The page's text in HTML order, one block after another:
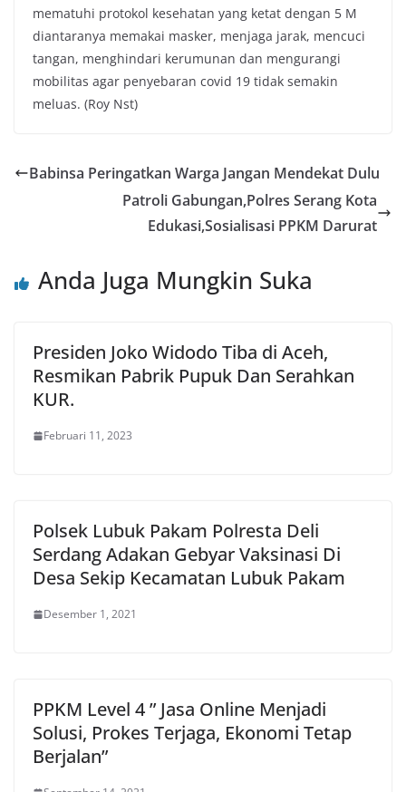
mematuhi protokol kesehatan yang ketat dengan 5 M
diantaranya memakai masker, menjaga jarak, mencuci
tangan, menghindari kerumunan dan mengurangi
mobilitas agar penyebaran covid 19 tidak semakin
meluas. (Roy Nst)
Babinsa Peringatkan Warga Jangan Mendekat Dulu
Patroli Gabungan,Polres Serang Kota
Edukasi,Sosialisasi PPKM Darurat
Anda Juga Mungkin Suka
Presiden Joko Widodo Tiba di Aceh,
Resmikan Pabrik Pupuk Dan Serahkan
KUR.
Februari 11, 2023
Polsek Lubuk Pakam Polresta Deli
Serdang Adakan Gebyar Vaksinasi Di
Desa Sekip Kecamatan Lubuk Pakam
Desember 1, 2021
PPKM Level 4 ” Jasa Online Menjadi
Solusi, Prokes Terjaga, Ekonomi Tetap
Berjalan”